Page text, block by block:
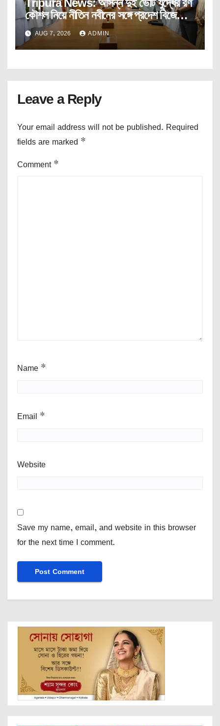
Tripura News: আসন্ন দুই ভোট যুদ্ধের রণ
কৌশল নিয়ে নীতিন নবীনের সঙ্গে প্রদেশ বিজেপির
কোর কমিটির বৈঠক।
AUG 7, 2026 ADMIN
Leave a Reply
Your email address will not be published. Required
fields are marked *
Comment *
Name *
Email *
Website
Save my name, email, and website in this browser
for the next time I comment.